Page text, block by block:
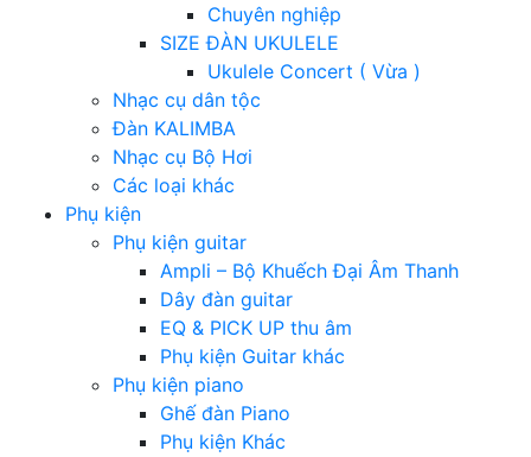
Chuyên nghiệp
SIZE ĐÀN UKULELE
Ukulele Concert ( Vừa )
Nhạc cụ dân tộc
Đàn KALIMBA
Nhạc cụ Bộ Hơi
Các loại khác
Phụ kiện
Phụ kiện guitar
Ampli – Bộ Khuếch Đại Âm Thanh
Dây đàn guitar
EQ & PICK UP thu âm
Phụ kiện Guitar khác
Phụ kiện piano
Ghế đàn Piano
Phụ kiện Khác